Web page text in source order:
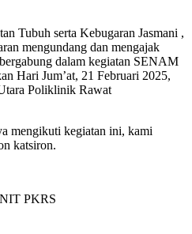
Tubuh serta Kebugaran Jasmani ,
mengundang dan mengajak
dalam kegiatan SENAM
Hari Jum’at, 21 Februari 2025,
Poliklinik Rawat
mengikuti kegiatan ini, kami
katsiron.
PKRS